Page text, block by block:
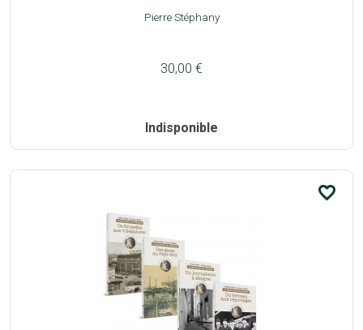
Pierre Stéphany
30,00 €
Indisponible
favorite_border